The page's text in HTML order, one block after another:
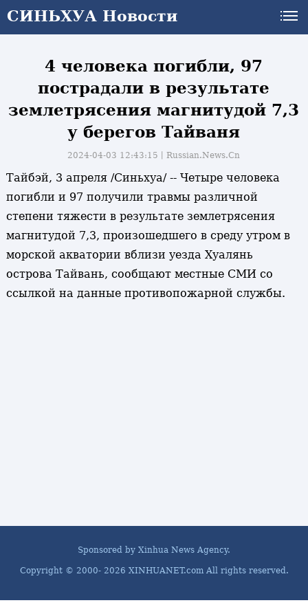
СИНЬХУА Новости
СИНЬХУА Новости
4 человека погибли, 97
пострадали в результате
землетрясения магнитудой 7,3
у берегов Тайваня
2024-04-03 12:43:15丨Russian.News.Cn
Тайбэй, 3 апреля /Синьхуа/ -- Четыре человека
погибли и 97 получили травмы различной
степени тяжести в результате землетрясения
магнитудой 7,3, произошедшего в среду утром в
морской акватории вблизи уезда Хуалянь
острова Тайвань, сообщают местные СМИ со
ссылкой на данные противопожарной службы.
Sponsored by Xinhua News Agency.
Copyright © 2000- 2026 XINHUANET.com All rights reserved.